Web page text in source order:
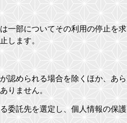
一部についてその利用の停止を求
します。
認められる場合を除くほか、あら
りません。
委託先を選定し、個人情報の保護